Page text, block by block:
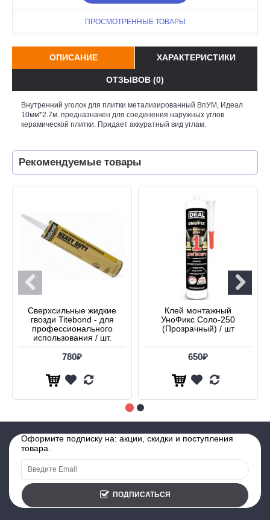
ПРОСМОТРЕННЫЕ ТОВАРЫ
ОПИСАНИЕ ХАРАКТЕРИСТИКИ
ОТЗЫВОВ (0)
Внутренний уголок для плитки метализированный ВпУМ, Идеал
10мм*2.7м. предназначен для соединения наружных углов
керамической плитки. Придает аккуратный вид углам.
Рекомендуемые товары
Сверхсильные жидкие
гвозди Titebond - для
профессионального
использования / шт.
780₽
Клей монтажный
УноФикс Соло-250
(Прозрачный) / шт
650₽
Оформите подписку на: акции, скидки и поступления
товара.
ПОДПИСАТЬСЯ